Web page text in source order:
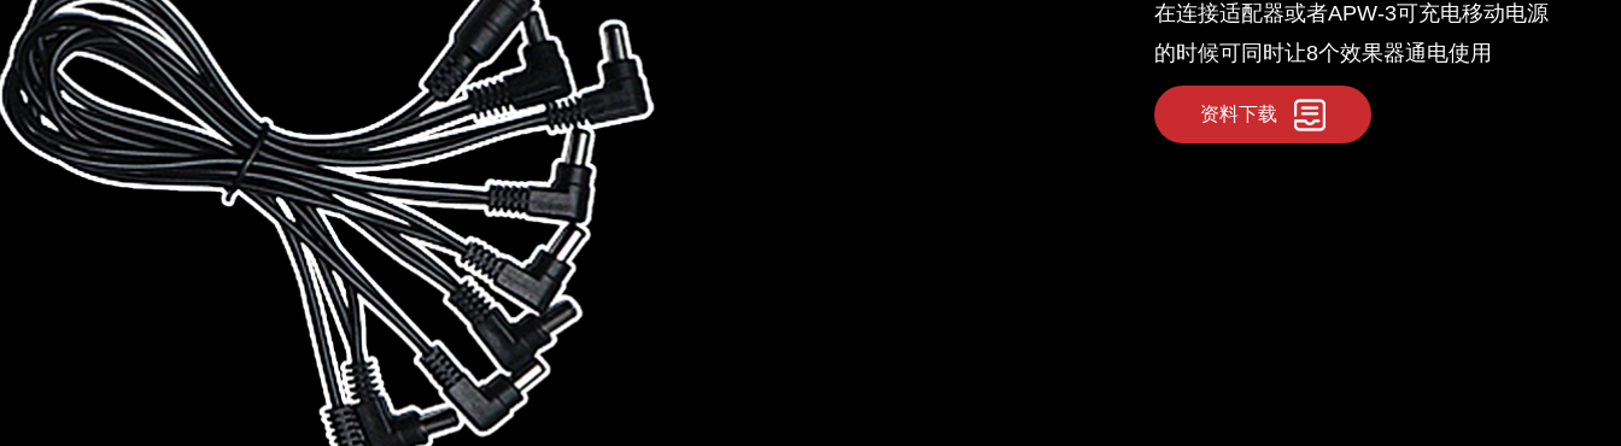
在连接适配器或者APW-3可充电移动电源
的时候可同时让8个效果器通电使用
资料下载